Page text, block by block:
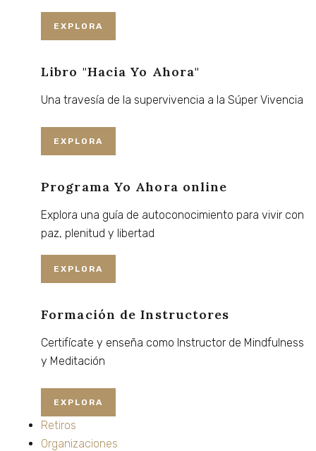
EXPLORA
Libro "Hacia Yo Ahora"
Una travesía de la supervivencia a la Súper Vivencia
EXPLORA
Programa Yo Ahora online
Explora una guía de autoconocimiento para vivir con
paz, plenitud y libertad
EXPLORA
Formación de Instructores
Certifícate y enseña como Instructor de Mindfulness
y Meditación
EXPLORA
Retiros
Organizaciones